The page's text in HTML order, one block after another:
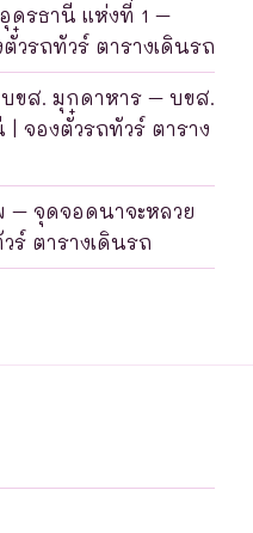
ดรธานี แห่งที่ 1 –
วรถทัวร์ ตารางเดินรถ
ขส. มุกดาหาร – บขส.
จองตั๋วรถทัวร์ ตาราง
– จุดจอดนาจะหลวย
ร์ ตารางเดินรถ